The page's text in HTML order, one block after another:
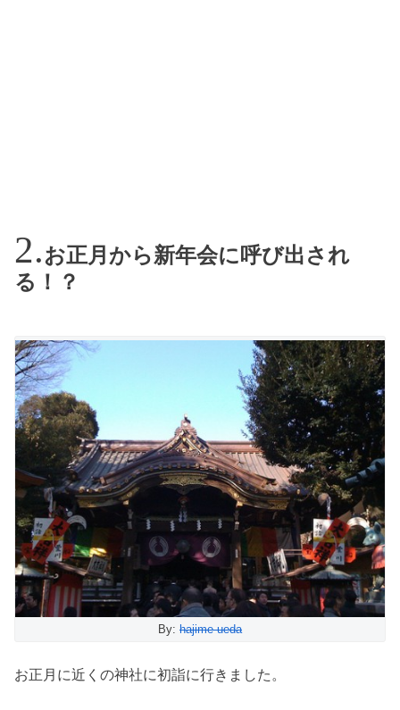
お正月から新年会に呼び出され
る！？
By: hajime ueda
お正月に近くの神社に初詣に行きました。